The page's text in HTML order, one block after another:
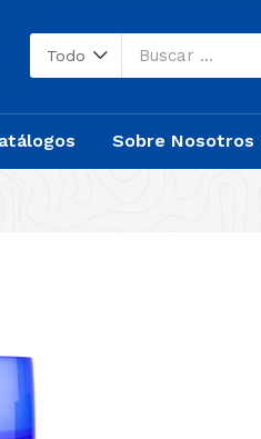
Todo
Sobre Nosotros